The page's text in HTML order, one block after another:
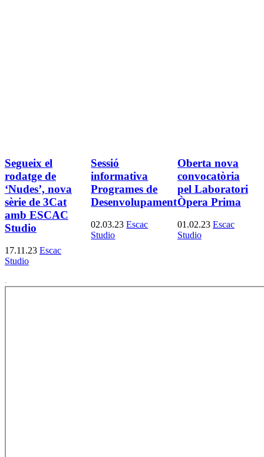
Segueix el
rodatge de
‘Nudes’, nova
sèrie de 3Cat
amb ESCAC
Studio
17.11.23 Escac
Studio
Sessió
informativa
Programes de
Desenvolupament
02.03.23 Escac
Studio
Oberta nova
convocatòria
pel Laboratori
Òpera Prima
01.02.23 Escac
Studio